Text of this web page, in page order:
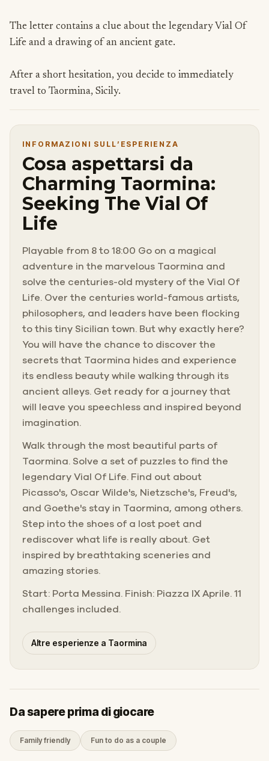
The letter contains a clue about the legendary Vial Of
Life and a drawing of an ancient gate.
After a short hesitation, you decide to immediately
travel to Taormina, Sicily.
INFORMAZIONI SULL’ESPERIENZA
Cosa aspettarsi da
Charming Taormina:
Seeking The Vial Of
Life
Playable from 8 to 18:00 Go on a magical
adventure in the marvelous Taormina and
solve the centuries-old mystery of the Vial Of
Life. Over the centuries world-famous artists,
philosophers, and leaders have been flocking
to this tiny Sicilian town. But why exactly here?
You will have the chance to discover the
secrets that Taormina hides and experience
its endless beauty while walking through its
ancient alleys. Get ready for a journey that
will leave you speechless and inspired beyond
imagination.
Walk through the most beautiful parts of
Taormina. Solve a set of puzzles to find the
legendary Vial Of Life. Find out about
Picasso's, Oscar Wilde's, Nietzsche's, Freud's,
and Goethe's stay in Taormina, among others.
Step into the shoes of a lost poet and
rediscover what life is really about. Get
inspired by breathtaking sceneries and
amazing stories.
Start: Porta Messina. Finish: Piazza IX Aprile. 11
challenges included.
Altre esperienze a Taormina
Da sapere prima di giocare
Family friendly Fun to do as a couple